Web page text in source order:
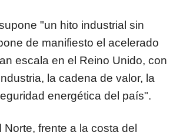
"un hito industrial sin
de manifiesto el acelerado
escala en el Reino Unido, con
la cadena de valor, la
energética del país".
frente a la costa del